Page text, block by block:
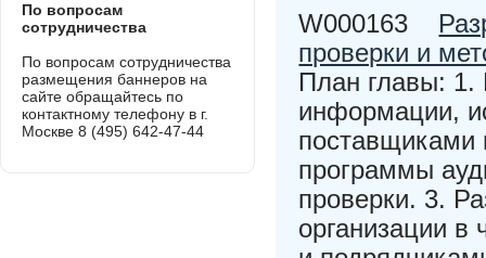
W000163
проверки и
План главы: 1.
информации,
поставщиками
программы
проверки. 3.
организации в
По вопросам
сотрудничества
По вопросам сотрудничества
размещения баннеров на
сайте обращайтесь по
контактному телефону в г.
Москве 8 (495) 642-47-44